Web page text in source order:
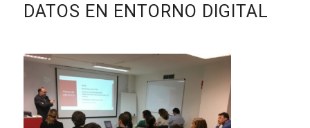
DATOS EN ENTORNO DIGITAL